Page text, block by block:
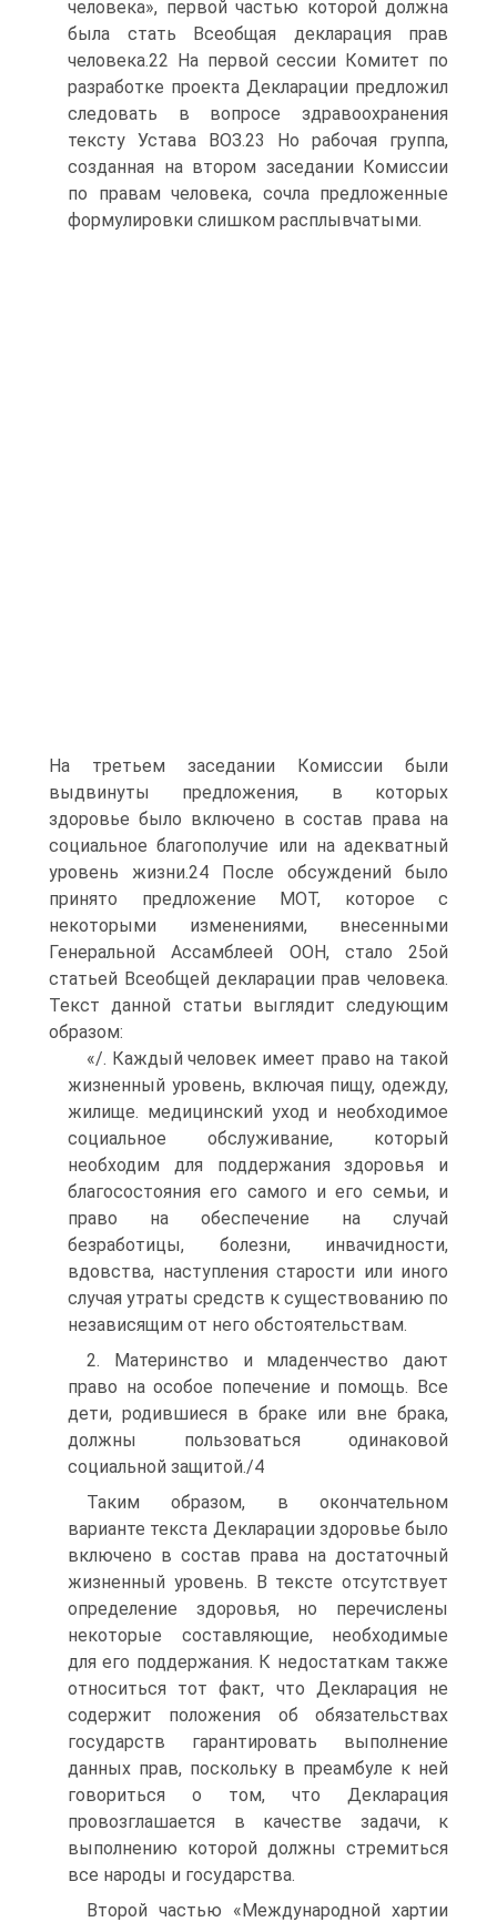
человека», первой частью которой должна
была стать Всеобщая декларация прав
человека.22 На первой сессии Комитет по
разработке проекта Декларации предложил
следовать в вопросе здравоохранения
тексту Устава ВОЗ.23 Но рабочая группа,
созданная на втором заседании Комиссии
по правам человека, сочла предложенные
формулировки слишком расплывчатыми.
На третьем заседании Комиссии были
выдвинуты предложения, в которых
здоровье было включено в состав права на
социальное благополучие или на адекватный
уровень жизни.24 После обсуждений было
принято предложение МОТ, которое с
некоторыми изменениями, внесенными
Генеральной Ассамблеей ООН, стало 25ой
статьей Всеобщей декларации прав человека.
Текст данной статьи выглядит следующим
образом:
«/. Каждый человек имеет право на такой
жизненный уровень, включая пищу, одежду,
жилище. медицинский уход и необходимое
социальное обслуживание, который
необходим для поддержания здоровья и
благосостояния его самого и его семьи, и
право на обеспечение на случай
безработицы, болезни, инвачидности,
вдовства, наступления старости или иного
случая утраты средств к существованию по
независящим от него обстоятельствам.
2. Материнство и младенчество дают
право на особое попечение и помощь. Все
дети, родившиеся в браке или вне брака,
должны пользоваться одинаковой
социальной защитой./4
Таким образом, в окончательном
варианте текста Декларации здоровье было
включено в состав права на достаточный
жизненный уровень. В тексте отсутствует
определение здоровья, но перечислены
некоторые составляющие, необходимые
для его поддержания. К недостаткам также
относиться тот факт, что Декларация не
содержит положения об обязательствах
государств гарантировать выполнение
данных прав, поскольку в преамбуле к ней
говориться о том, что Декларация
провозглашается в качестве задачи, к
выполнению которой должны стремиться
все народы и государства.
Второй частью «Международной хартии